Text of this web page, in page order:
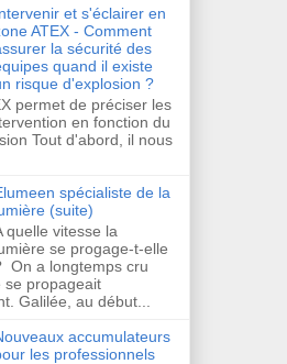
et s'éclairer en
ATEX - Comment
la sécurité des
quand il existe
risque d'explosion ?
permet de préciser les
en fonction du
Tout d'abord, il nous
spécialiste de la
(suite)
quelle vitesse la
se progage-t-elle
On a longtemps cru
se propageait
Galilée, au début...
accumulateurs
les professionnels